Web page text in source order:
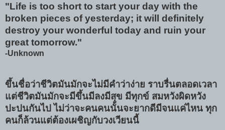
"Life is too short to start your day with the
broken pieces of yesterday; it will definitely
destroy your wonderful today and ruin your
great tomorrow."
-Unknown
ขึ้นชื่อว่าชีวิตมันมักจะไม่มีคำว่าง่าย ราบรื่นตลอดเวลา
แต่ชีวิตมันมักจะมีขึ้นมีลงมีสุข มีทุกข์ สมหวังผิดหวัง
ปะปนกันไป ไม่ว่าจะคนคนนั้นจะยากดีมีจนแค่ไหน ทุก
คนก็ล้วนแต่ต้องเผชิญกับวงเวียนนี้